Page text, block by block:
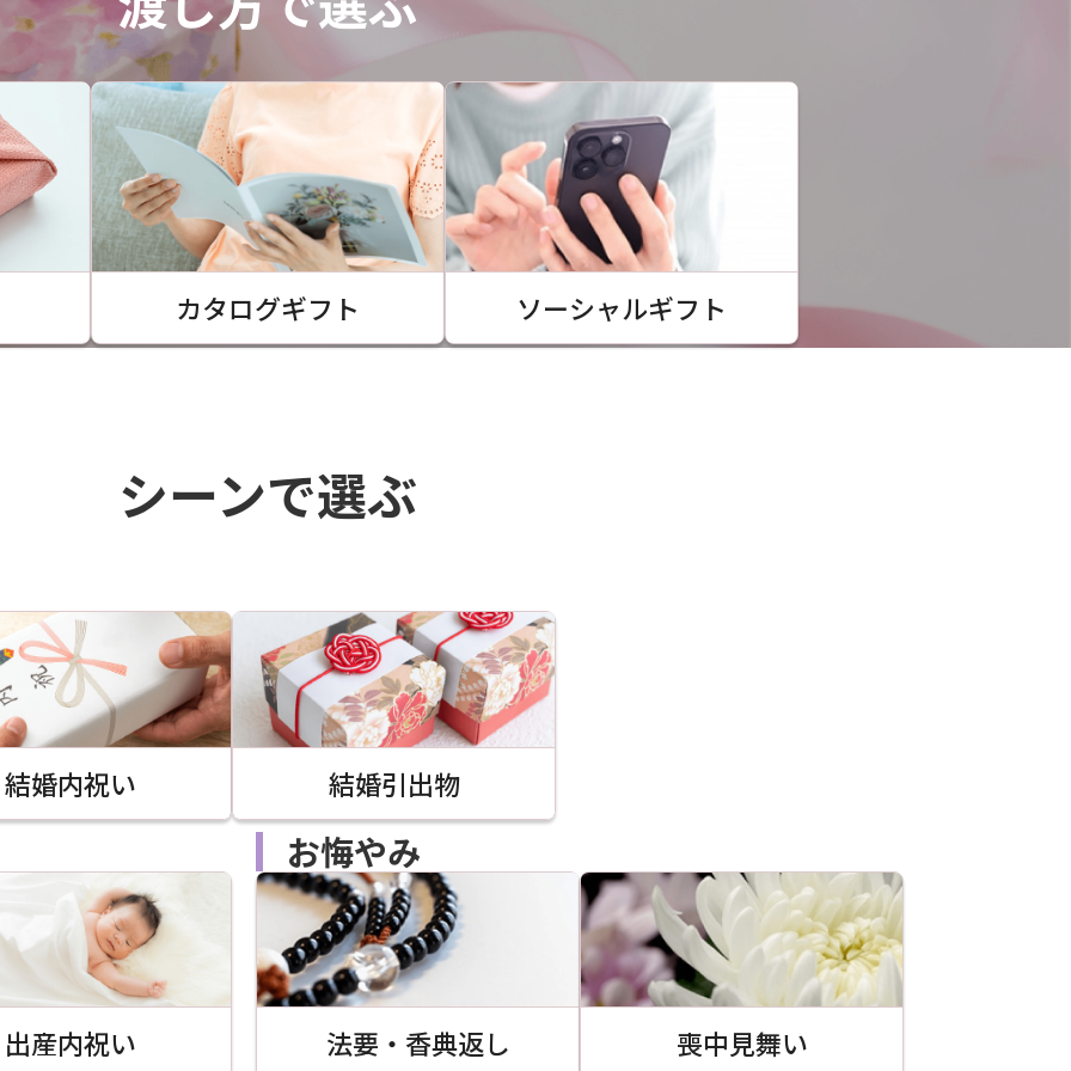
カタログギフト ソーシャルギフト
シーンで選ぶ
結婚内祝い 結婚引出物
出産内祝い
お悔やみ
法要・香典返し 喪中見舞い